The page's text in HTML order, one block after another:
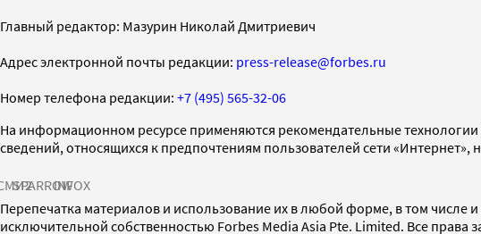
Главный редактор: Мазурин Николай Дмитриевич
Адрес электронной почты редакции: press-release@forbes.ru
Номер телефона редакции: +7 (495) 565-32-06
На информационном ресурсе применяются рекомендательные
сведений, относящихся к предпочтениям пользователей сети
SPARROWINFOX
Перепечатка материалов и использование их в любой форме, в том
исключительной собственностью Forbes Media Asia Pte. Limited. Все права